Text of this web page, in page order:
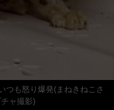
つも怒り爆発(まねきねこさ
ャ撮影)